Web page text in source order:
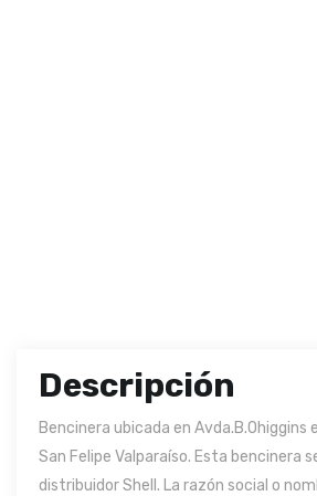
Descripción
Bencinera ubicada en Avda.B.Ohiggins
San Felipe Valparaíso. Esta bencinera
distribuidor Shell. La razón social o